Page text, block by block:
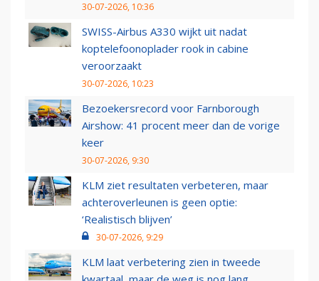
30-07-2026, 10:36
SWISS-Airbus A330 wijkt uit nadat
koptelefoonoplader rook in cabine
veroorzaakt
30-07-2026, 10:23
Bezoekersrecord voor Farnborough
Airshow: 41 procent meer dan de vorige
keer
30-07-2026, 9:30
KLM ziet resultaten verbeteren, maar
achteroverleunen is geen optie:
‘Realistisch blijven’
30-07-2026, 9:29
KLM laat verbetering zien in tweede